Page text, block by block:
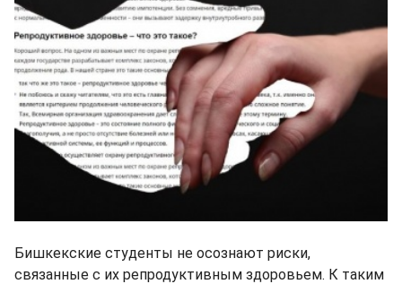
Бишкекские студенты не осознают риски,
связанные с их репродуктивным здоровьем. К таким